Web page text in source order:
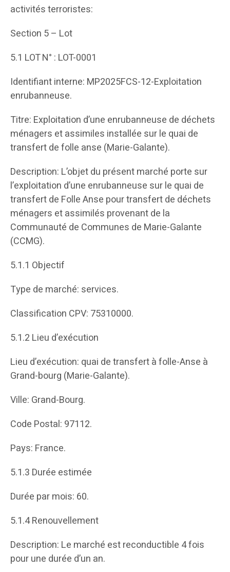
activités terroristes:
Section 5 – Lot
5.1 LOT N° : LOT-0001
Identifiant interne: MP2025FCS-12-Exploitation
enrubanneuse.
Titre: Exploitation d’une enrubanneuse de déchets
ménagers et assimiles installée sur le quai de
transfert de folle anse (Marie-Galante).
Description: L’objet du présent marché porte sur
l’exploitation d’une enrubanneuse sur le quai de
transfert de Folle Anse pour transfert de déchets
ménagers et assimilés provenant de la
Communauté de Communes de Marie-Galante
(CCMG).
5.1.1 Objectif
Type de marché: services.
Classification CPV: 75310000.
5.1.2 Lieu d’exécution
Lieu d’exécution: quai de transfert à folle-Anse à
Grand-bourg (Marie-Galante).
Ville: Grand-Bourg.
Code Postal: 97112.
Pays: France.
5.1.3 Durée estimée
Durée par mois: 60.
5.1.4 Renouvellement
Description: Le marché est reconductible 4 fois
pour une durée d’un an.